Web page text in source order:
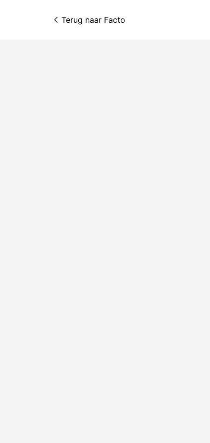
Terug naar Facto